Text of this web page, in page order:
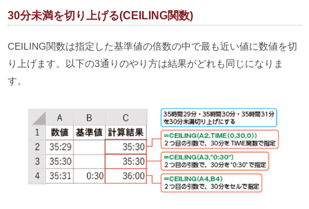
30分未満を切り上げる(CEILING関数)
CEILING関数は指定した基準値の倍数の中で最も近い値に数値を切
り上げます。以下の3通りのやり方は結果がどれも同じになりま
す。